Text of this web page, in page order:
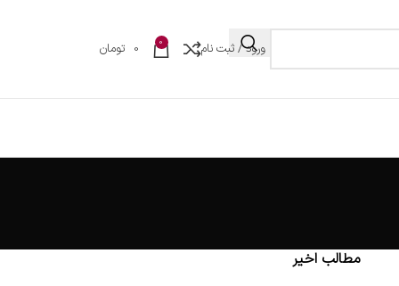
ورود / ثبت نام 0
0 تومان
مطالب اخیر